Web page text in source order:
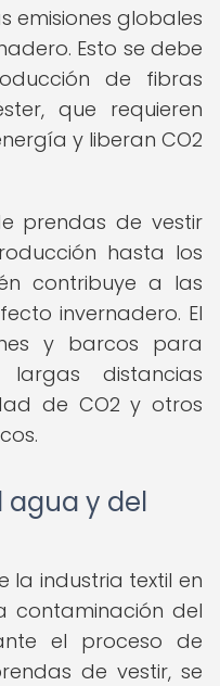
emisiones globales
Esto se debe
de fibras
que requieren
y liberan CO2
prendas de vestir
hasta los
contribuye a las
invernadero. El
y barcos para
distancias
de CO2 y otros
y del
la industria textil en
contaminación del
el proceso de
de vestir, se